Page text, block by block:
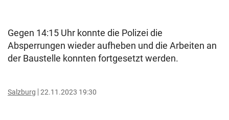
Gegen 14:15 Uhr konnte die Polizei die
Absperrungen wieder aufheben und die Arbeiten an
der Baustelle konnten fortgesetzt werden.
Salzburg 22.11.2023 19:30